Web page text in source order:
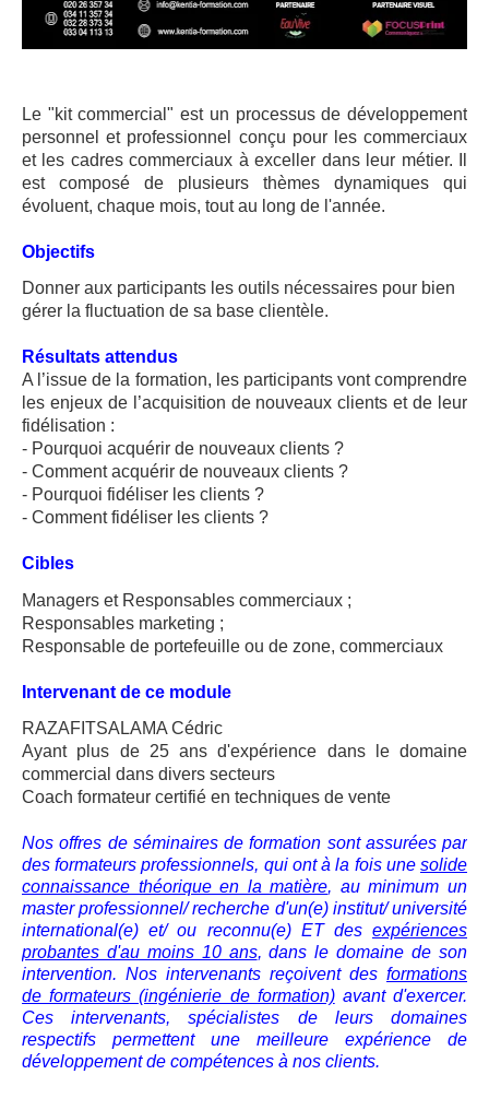
Le "kit commercial" est un processus de développement
personnel et professionnel conçu pour les commerciaux
et les cadres commerciaux à exceller dans leur métier. Il
est composé de plusieurs thèmes dynamiques qui
évoluent, chaque mois, tout au long de l'année.
Objectifs
Donner aux participants les outils nécessaires pour bien
gérer la fluctuation de sa base clientèle.
Résultats attendus
A l’issue de la formation, les participants vont comprendre
les enjeux de l’acquisition de nouveaux clients et de leur
fidélisation :
- Pourquoi acquérir de nouveaux clients ?
- Comment acquérir de nouveaux clients ?
- Pourquoi fidéliser les clients ?
- Comment fidéliser les clients ?
Cibles
Managers et Responsables commerciaux ;
Responsables marketing ;
Responsable de portefeuille ou de zone, commerciaux
Intervenant de ce module
RAZAFITSALAMA Cédric
Ayant plus de 25 ans d'expérience dans le domaine
commercial dans divers secteurs
Coach formateur certifié en techniques de vente
Nos offres de séminaires de formation sont assurées par
des formateurs professionnels, qui ont à la fois une solide
connaissance théorique en la matière, au minimum un
master professionnel/ recherche d'un(e) institut/ université
international(e) et/ ou reconnu(e) ET des expériences
probantes d'au moins 10 ans, dans le domaine de son
intervention. Nos intervenants reçoivent des formations
de formateurs (ingénierie de formation)avant d'exercer.
Ces intervenants, spécialistes de leurs domaines
respectifs permettent une meilleure expérience de
développement de compétences à nos clients.